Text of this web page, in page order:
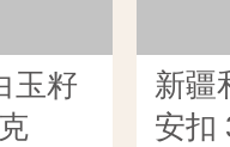
玉籽
新疆
安扣